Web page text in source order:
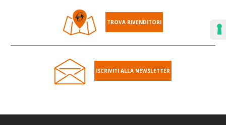
TROVA RIVENDITORI
ISCRIVITI ALLA NEWSLETTER